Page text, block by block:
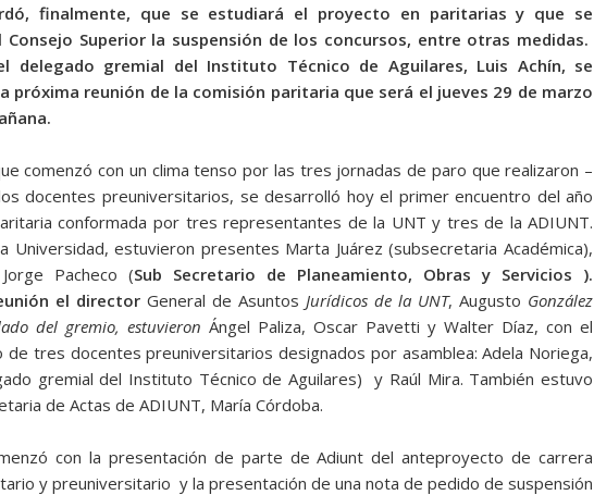
finalmente, que se estudiará el proyecto en paritarias y que se
Consejo Superior la suspensión de los concursos, entre otras medidas.
delegado gremial del Instituto Técnico de Aguilares, Luis Achín, se
próxima reunión de la comisión paritaria que será el jueves 29 de marzo
comenzó con un clima tenso por las tres jornadas de paro que realizaron –
docentes preuniversitarios, se desarrolló hoy el primer encuentro del año
conformada por tres representantes de la UNT y tres de la ADIUNT.
Universidad, estuvieron presentes Marta Juárez (subsecretaria Académica),
Pacheco (Sub Secretario de Planeamiento, Obras y Servicios ).
el directorGeneral de Asuntos Jurídicos de la UNT, Augusto González
del gremio, estuvieron Ángel Paliza, Oscar Pavetti y Walter Díaz, con el
de tres docentes preuniversitarios designados por asamblea: Adela Noriega,
gremial del Instituto Técnico de Aguilares) y Raúl Mira. También estuvo
de Actas de ADIUNT, María Córdoba.
con la presentación de parte de Adiunt del anteproyecto de carrera
y preuniversitario y la presentación de una nota de pedido de suspensión